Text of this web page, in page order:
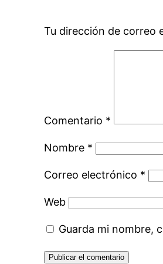
Tu dirección de correo
Comentario *
Nombre *
Correo electrónico *
Web
Guarda mi nombre,